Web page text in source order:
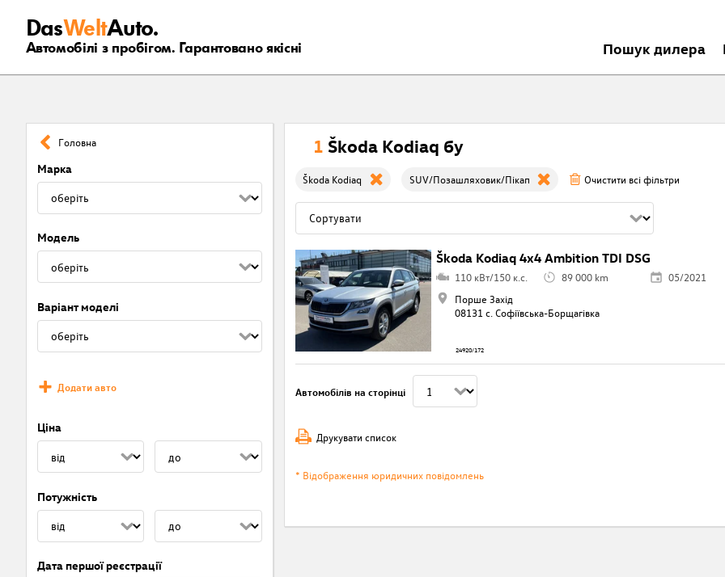
DasWeltAuto.
Автомобілі з пробігом. Гарантовано якісні Пошук дилера
Головна
Марка
Модель
Варіант моделі
Додати авто
Ціна
Потужність
Дата першої реєстрації
1 Škoda Kodiaq бу
Škoda Kodiaq SUV/Позашляховик/Пікап Очистити всі фільтри
Škoda Kodiaq 4x4 Ambition TDI DSG
110 кВт/150 к.с. 89 000 km
05/2021
Порше Захід
08131 с. Софіївська-Борщагівкa
24920/172
Автомобілів на сторінці
Друкувати список
* Відображення юридичних повідомлень